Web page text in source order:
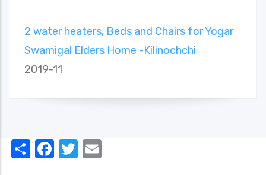
2 water heaters, Beds and Chairs for Yogar
Swamigal Elders Home -Kilinochchi
2019-11
ShareFacebook
Twitter